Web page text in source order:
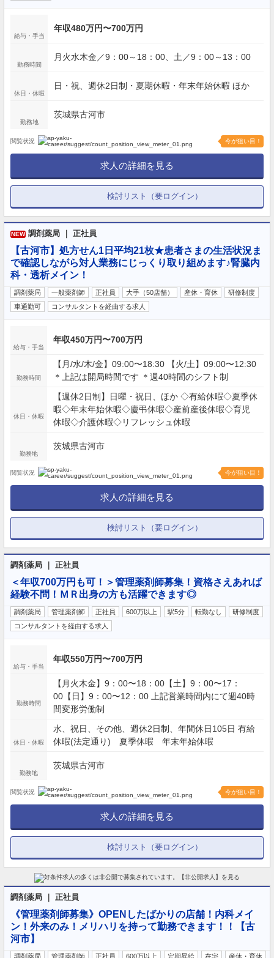
給与・手当
年収480万円〜700万円
勤務時間
月火水木金／9：00～18：00、土／9：00～13：00
休日・休暇
日・祝、週休2日制・夏期休暇・年末年始休暇 ほか
勤務地
茨城県古河市
閲覧状況 今が狙い目！
求人の詳細を見る
検討リスト（要ログイン）
NEW 調剤薬局 ｜ 正社員
【古河市】処方せん1日平均21枚★患者さまの生活状況ま
で確認しながら対人業務にじっくり取り組めます♪腎臓内
科・透析メイン！
調剤薬局 一般薬剤師 正社員 大手（50店舗） 産休・育休
研修制度
車通勤可
コンサルタントを経由する求人
給与・手当
年収450万円〜700万円
勤務時間
【月/水/木/金】09:00〜18:30 【火/土】09:00〜12:30
＊上記は開局時間です ＊週40時間のシフト制
休日・休暇
【週休2日制】日曜・祝日、ほか ◇有給休暇◇夏季休
暇◇年末年始休暇◇慶弔休暇◇産前産後休暇◇育児
休暇◇介護休暇◇リフレッシュ休暇
勤務地
茨城県古河市
閲覧状況 今が狙い目！
求人の詳細を見る
検討リスト（要ログイン）
調剤薬局 ｜ 正社員
＜年収700万円も可！＞管理薬剤師募集！資格さえあれば
経験不問！ＭＲ出身の方も活躍できます◎
調剤薬局 管理薬剤師 正社員 600万以上 駅5分 転勤なし
研修制度
コンサルタントを経由する求人
給与・手当
年収550万円〜700万円
勤務時間
【月火木金】9：00〜18：00【土】9：00〜17：
00【日】9：00〜12：00 上記営業時間内にて週40時
間変形労働制
休日・休暇
水、祝日、その他、週休2日制、年間休日105日 有給
休暇(法定通り) 夏季休暇 年末年始休暇
勤務地
茨城県古河市
閲覧状況 今が狙い目！
求人の詳細を見る
検討リスト（要ログイン）
調剤薬局 ｜ 正社員
《管理薬剤師募集》OPENしたばかりの店舗！内科メイ
ン！外来のみ！メリハリを持って勤務できます！！【古
河市】
調剤薬局 管理薬剤師 正社員 600万以上 定期昇給 在宅 産休・育休